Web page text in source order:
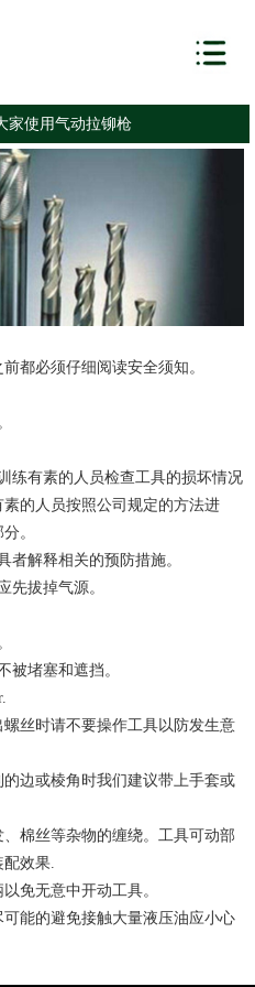
家使用气动拉铆枪
都必须仔细阅读安全须知。
练有素的人员检查工具的损坏情况
的人员按照公司规定的方法进
分。
者解释相关的预防措施。
先拔掉气源。
被堵塞和遮挡。
丝时请不要操作工具以防发生意
边或棱角时我们建议带上手套或
棉丝等杂物的缠绕。工具可动部
配效果.
免无意中开动工具。
能的避免接触大量液压油应小心